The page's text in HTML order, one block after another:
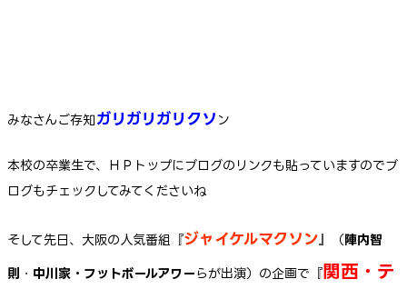
みなさんご存知 ガリガリガリクソ ン
本校の卒業生で、ＨＰトップにブログのリンクも貼っていますのでブ
ログもチェックしてみてくださいね
そして先日、大阪の人気番組『ジャイケルマクソン 』（陣内智
則 ・ 中川家・フットボールアワー らが出演）の企画で『 関西・テ